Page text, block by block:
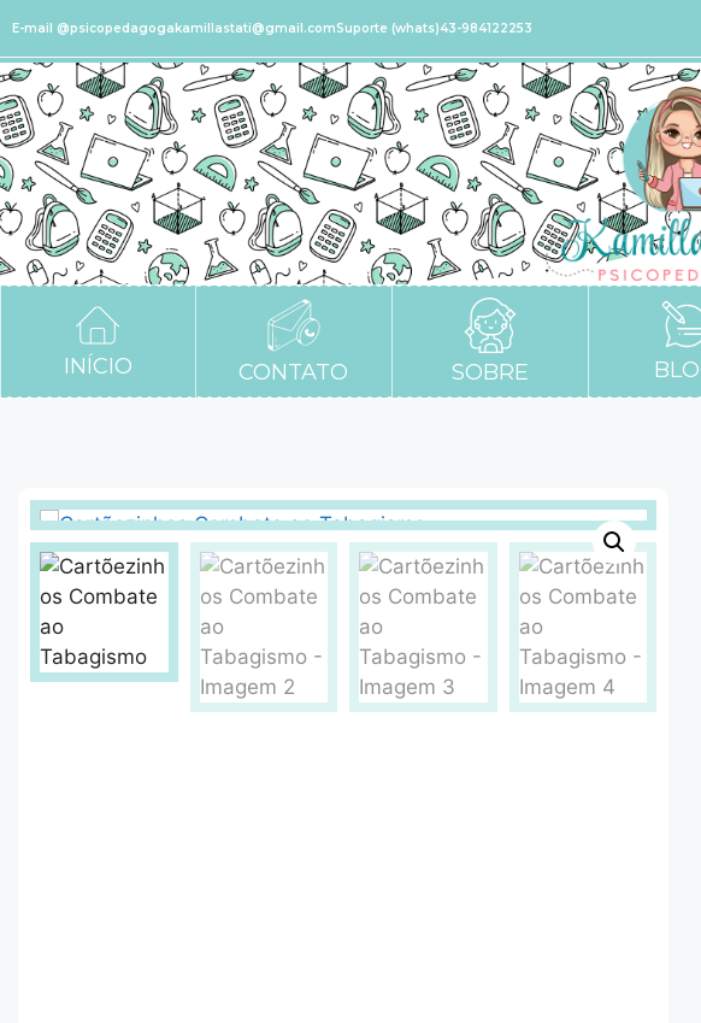
E-mail @psicopedagogakamillastati@gmail.comSuporte (whats)43-984122253
INÍCIO CONTATO SOBRE